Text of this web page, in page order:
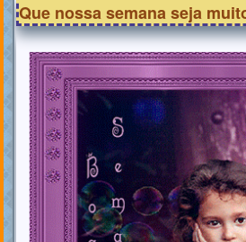
Que nossa semana seja